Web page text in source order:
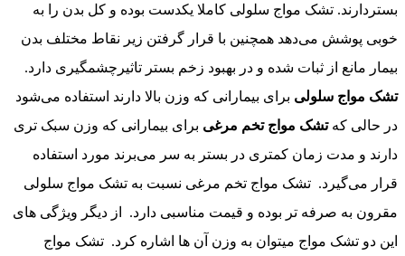
بستردارند. تشک مواج سلولی کاملا یکدست بوده و کل بدن را به
خوبی پوشش می‌دهد همچنین با قرار گرفتن زیر نقاط مختلف بدن
بیمار مانع از ثبات شده و در بهبود زخم بستر تاثیرچشمگیری دارد.
تشک مواج سلولی برای بیمارانی که وزن بالا دارند استفاده می‌شود
در حالی کهتشک مواج تخم مرغی برای بیمارانی که وزن سبک تری
دارند و مدت زمان کمتری در بستر به سر می‌برند مورد استفاده
قرار می‌گیرد. تشک مواج تخم مرغی نسبت به تشک مواج سلولی
مقرون به صرفه تر بوده و قیمت مناسبی دارد. از دیگر ویژگی های
این دو تشک مواج میتوان به وزن آن ها اشاره کرد. تشک مواج